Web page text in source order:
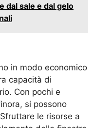
dal sale e dal gelo
in modo economico
capacità di
Con pochi e
si possono
le risorse a